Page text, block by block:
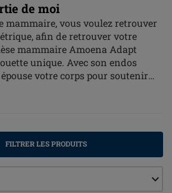
de moi
mammaire, vous voulez retrouver
afin de retrouver votre
mammaire Amoena Adapt
unique. Avec son endos
votre corps pour soutenir
la journée. Et personne ne
FILTRER LES PRODUITS